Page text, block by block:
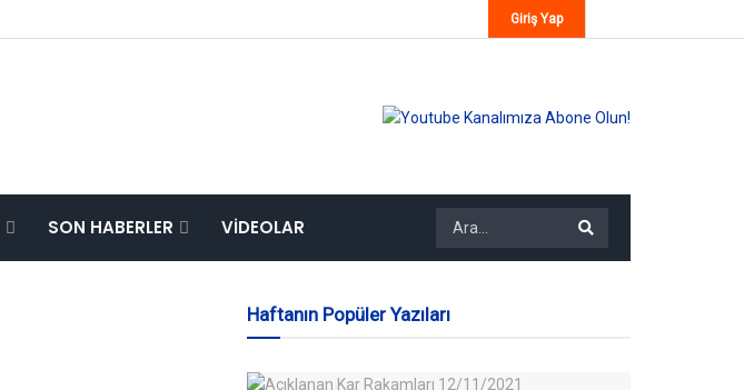
Giriş Yap
SON HABERLER VIDEOLAR
Haftanın Popüler Yazıları